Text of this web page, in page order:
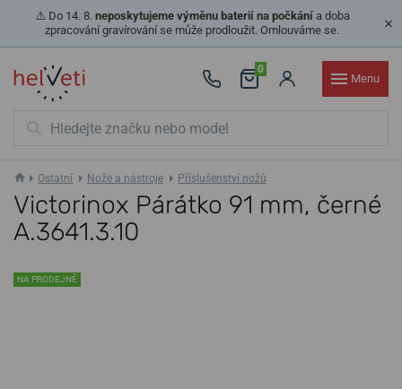
⚠️ Do 14. 8. neposkytujeme výměnu baterií na počkánía doba
zpracování gravírování se může prodloužit. Omlouváme se.
0
Menu
Ostatní Nože a nástroje Příslušenství nožů
Victorinox Párátko 91 mm, černé
A.3641.3.10
NA PRODEJNĚ